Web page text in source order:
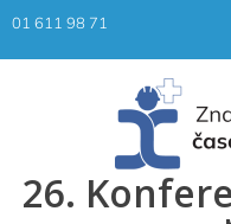
Skip01 611 98 71
26.